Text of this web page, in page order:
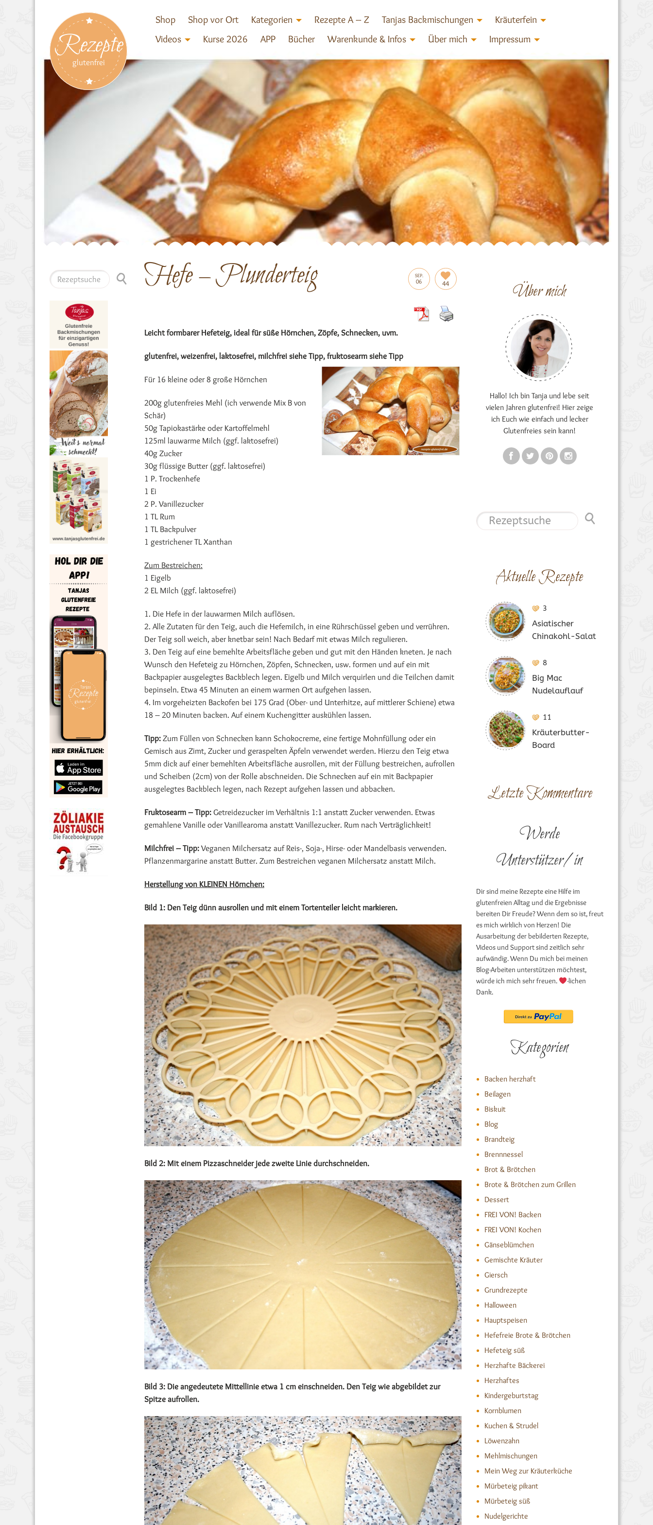
Rezepte
glutenfrei
Shop Shop vor Ort Kategorien Rezepte A – Z Tanjas Backmischungen
Kräuterfein
Videos
Kurse 2026 APP Bücher Warenkunde & Infos Über mich Impressum
SEP.
06 44
Hefe – Plunderteig
Leicht formbarer Hefeteig, ideal für süße Hörnchen, Zöpfe, Schnecken, uvm.
glutenfrei, weizenfrei, laktosefrei, milchfrei siehe Tipp, fruktosearm siehe Tipp
Für 16 kleine oder 8 große Hörnchen
200g glutenfreies Mehl (ich verwende Mix B von
Schär)
50g Tapiokastärke oder Kartoffelmehl
125ml lauwarme Milch (ggf. laktosefrei)
40g Zucker
30g flüssige Butter (ggf. laktosefrei)
1 P. Trockenhefe
1 Ei
2 P. Vanillezucker
1 TL Rum
1 TL Backpulver
1 gestrichener TL Xanthan
Zum Bestreichen:
1 Eigelb
2 EL Milch (ggf. laktosefrei)
1. Die Hefe in der lauwarmen Milch auflösen.
2. Alle Zutaten für den Teig, auch die Hefemilch, in eine Rührschüssel geben und verrühren.
Der Teig soll weich, aber knetbar sein! Nach Bedarf mit etwas Milch regulieren.
3. Den Teig auf eine bemehlte Arbeitsfläche geben und gut mit den Händen kneten. Je nach
Wunsch den Hefeteig zu Hörnchen, Zöpfen, Schnecken, usw. formen und auf ein mit
Backpapier ausgelegtes Backblech legen. Eigelb und Milch verquirlen und die Teilchen damit
bepinseln. Etwa 45 Minuten an einem warmen Ort aufgehen lassen.
4. Im vorgeheizten Backofen bei 175 Grad (Ober- und Unterhitze, auf mittlerer Schiene) etwa
18 – 20 Minuten backen. Auf einem Kuchengitter auskühlen lassen.
Tipp: Zum Füllen von Schnecken kann Schokocreme, eine fertige Mohnfüllung oder ein
Gemisch aus Zimt, Zucker und geraspelten Äpfeln verwendet werden. Hierzu den Teig etwa
5mm dick auf einer bemehlten Arbeitsfläche ausrollen, mit der Füllung bestreichen, aufrollen
und Scheiben (2cm) von der Rolle abschneiden. Die Schnecken auf ein mit Backpapier
ausgelegtes Backblech legen, nach Rezept aufgehen lassen und abbacken.
Fruktosearm – Tipp: Getreidezucker im Verhältnis 1:1 anstatt Zucker verwenden. Etwas
gemahlene Vanille oder Vanillearoma anstatt Vanillezucker. Rum nach Verträglichkeit!
Milchfrei – Tipp:Veganen Milchersatz auf Reis-, Soja-, Hirse- oder Mandelbasis verwenden.
Pflanzenmargarine anstatt Butter. Zum Bestreichen veganen Milchersatz anstatt Milch.
Herstellung von KLEINEN Hörnchen:
Bild 1: Den Teig dünn ausrollen und mit einem Tortenteiler leicht markieren.
Bild 2: Mit einem Pizzaschneider jede zweite Linie durchschneiden.
Bild 3: Die angedeutete Mittellinie etwa 1 cm einschneiden. Den Teig wie abgebildet zur
Spitze aufrollen.
Über mich
Hallo! Ich bin Tanja und lebe seit
vielen Jahren glutenfrei! Hier zeige
ich Euch wie einfach und lecker
Glutenfreies sein kann!
Aktuelle Rezepte
3
Asiatischer
Chinakohl-Salat
8
Big Mac
Nudelauflauf
11
Kräuterbutter-
Board
Letzte Kommentare
Werde
Unterstützer/in
Dir sind meine Rezepte eine Hilfe im
glutenfreien Alltag und die Ergebnisse
bereiten Dir Freude? Wenn dem so ist, freut
es mich wirklich von Herzen! Die
Ausarbeitung der bebilderten Rezepte,
Videos und Support sind zeitlich sehr
aufwändig. Wenn Du mich bei meinen
Blog-Arbeiten unterstützen möchtest,
würde ich mich sehr freuen.
-lichen
Dank.
Kategorien
Backen herzhaft
Beilagen
Biskuit
Blog
Brandteig
Brennnessel
Brot & Brötchen
Brote & Brötchen zum Grillen
Dessert
FREI VON! Backen
FREI VON! Kochen
Gänseblümchen
Gemischte Kräuter
Giersch
Grundrezepte
Halloween
Hauptspeisen
Hefefreie Brote & Brötchen
Hefeteig süß
Herzhafte Bäckerei
Herzhaftes
Kindergeburtstag
Kornblumen
Kuchen & Strudel
Löwenzahn
Mehlmischungen
Mein Weg zur Kräuterküche
Mürbeteig pikant
Mürbeteig süß
Nudelgerichte